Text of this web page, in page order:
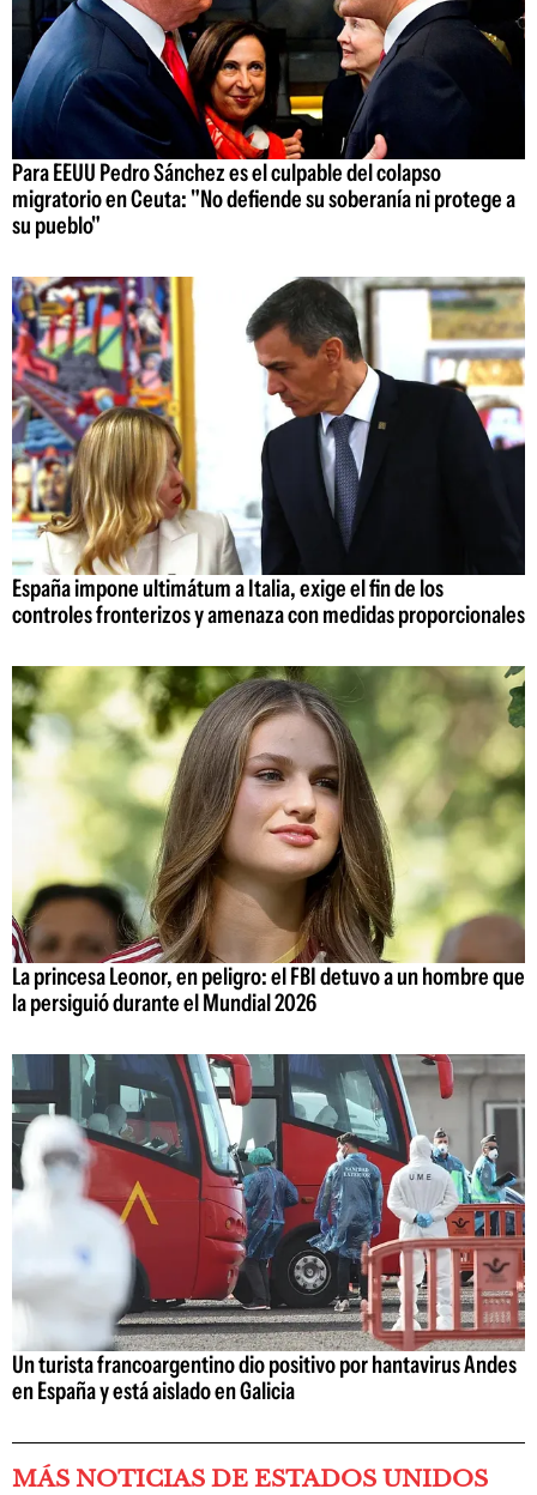
Para EEUU Pedro Sánchez es el culpable del colapso
migratorio en Ceuta: "No defiende su soberanía ni protege a
su pueblo"
España impone ultimátum a Italia, exige el fin de los
controles fronterizos y amenaza con medidas proporcionales
La princesa Leonor, en peligro: el FBI detuvo a un hombre que
la persiguió durante el Mundial 2026
Un turista francoargentino dio positivo por hantavirus Andes
en España y está aislado en Galicia
MÁS NOTICIAS DE ESTADOS UNIDOS